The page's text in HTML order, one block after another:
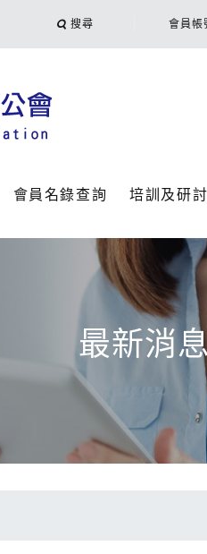
搜尋 會員帳
會員名錄查詢 培訓及研
最新消息